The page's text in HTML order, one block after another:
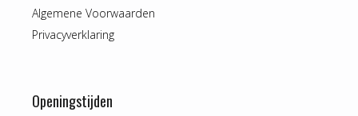
Algemene Voorwaarden
Privacyverklaring
Openingstijden